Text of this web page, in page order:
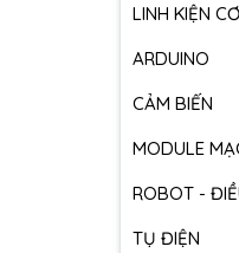
LINH KIỆN
ARDUINO
CẢM BIẾN
MODULE
ROBOT -
TỤ ĐIỆN